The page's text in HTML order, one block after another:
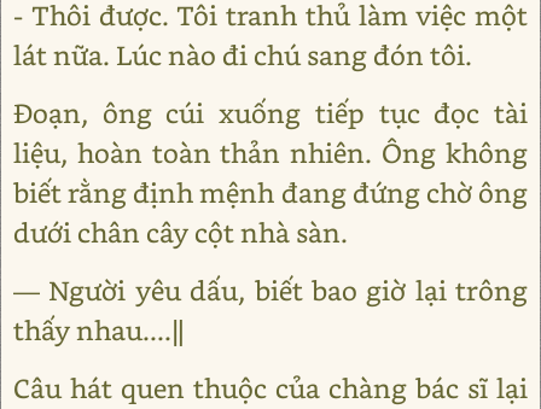
- Thôi được. Tôi tranh thủ làm việc một
lát nữa. Lúc nào đi chú sang đón tôi.
Đoạn, ông cúi xuống tiếp tục đọc tài
liệu, hoàn toàn thản nhiên. Ông không
biết rằng định mệnh đang đứng chờ ông
dưới chân cây cột nhà sàn.
― Người yêu dấu, biết bao giờ lại trông
thấy nhau....‖
Câu hát quen thuộc của chàng bác sĩ lại